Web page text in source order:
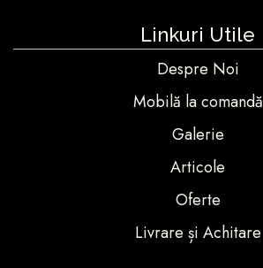
Linkuri Utile
Despre Noi
Mobilă la comandă
Galerie
Articole
Oferte
Livrare și Achitare